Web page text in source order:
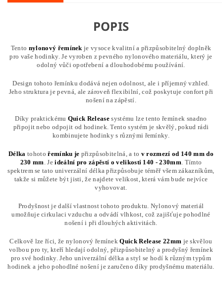
POPIS
Tento nylonový řemínekje vysoce kvalitní a přizpůsobitelný doplněk
pro vaše hodinky. Je vyroben z pevného nylonového materiálu, který je
odolný vůči opotřebení a dlouhodobému používání.
Design tohoto řemínku dodává nejen odolnost, ale i příjemný vzhled.
Jeho struktura je pevná, ale zároveň flexibilní, což poskytuje confort při
nošení na zápěstí.
Díky praktickému Quick Release systému lze tento řemínek snadno
připojit nebo odpojit od hodinek. Tento systém je skvělý, pokud rádi
kombinujete hodinky s různými řemínky.
Délka tohotořemínku je přizpůsobitelná, a to v rozmezí od 140 mm do
230 mm. Jeideální pro zápěstí o velikosti 140 - 230mm. Tímto
spektrem se tato univerzální délka přizpůsobuje téměř všem zákazníkům,
takže si můžete být jisti, že najdete velikost, která vám bude nejvíce
vyhovovat.
Prodyšnost je další vlastnost tohoto produktu. Nylonový materiál
umožňuje cirkulaci vzduchu a odvádí vlhkost, což zajišťuje pohodlné
nošení i při dlouhých aktivitách.
Celkově lze říci, že nylonový řemínekQuick Release 22mm je skvělou
volbou pro ty, kteří hledají odolný, přizpůsobitelný a prodyšný řemínek
pro své hodinky. Jeho univerzální délka a styl se hodí k různým typům
hodinek a jeho pohodlné nošení je zaručeno díky prodyšnému materiálu.